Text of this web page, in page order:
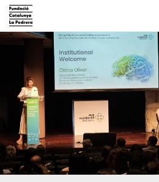
Vés
contingut
navigation